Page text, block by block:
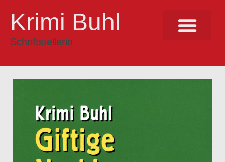
Krimi Buhl
Schriftstellerin